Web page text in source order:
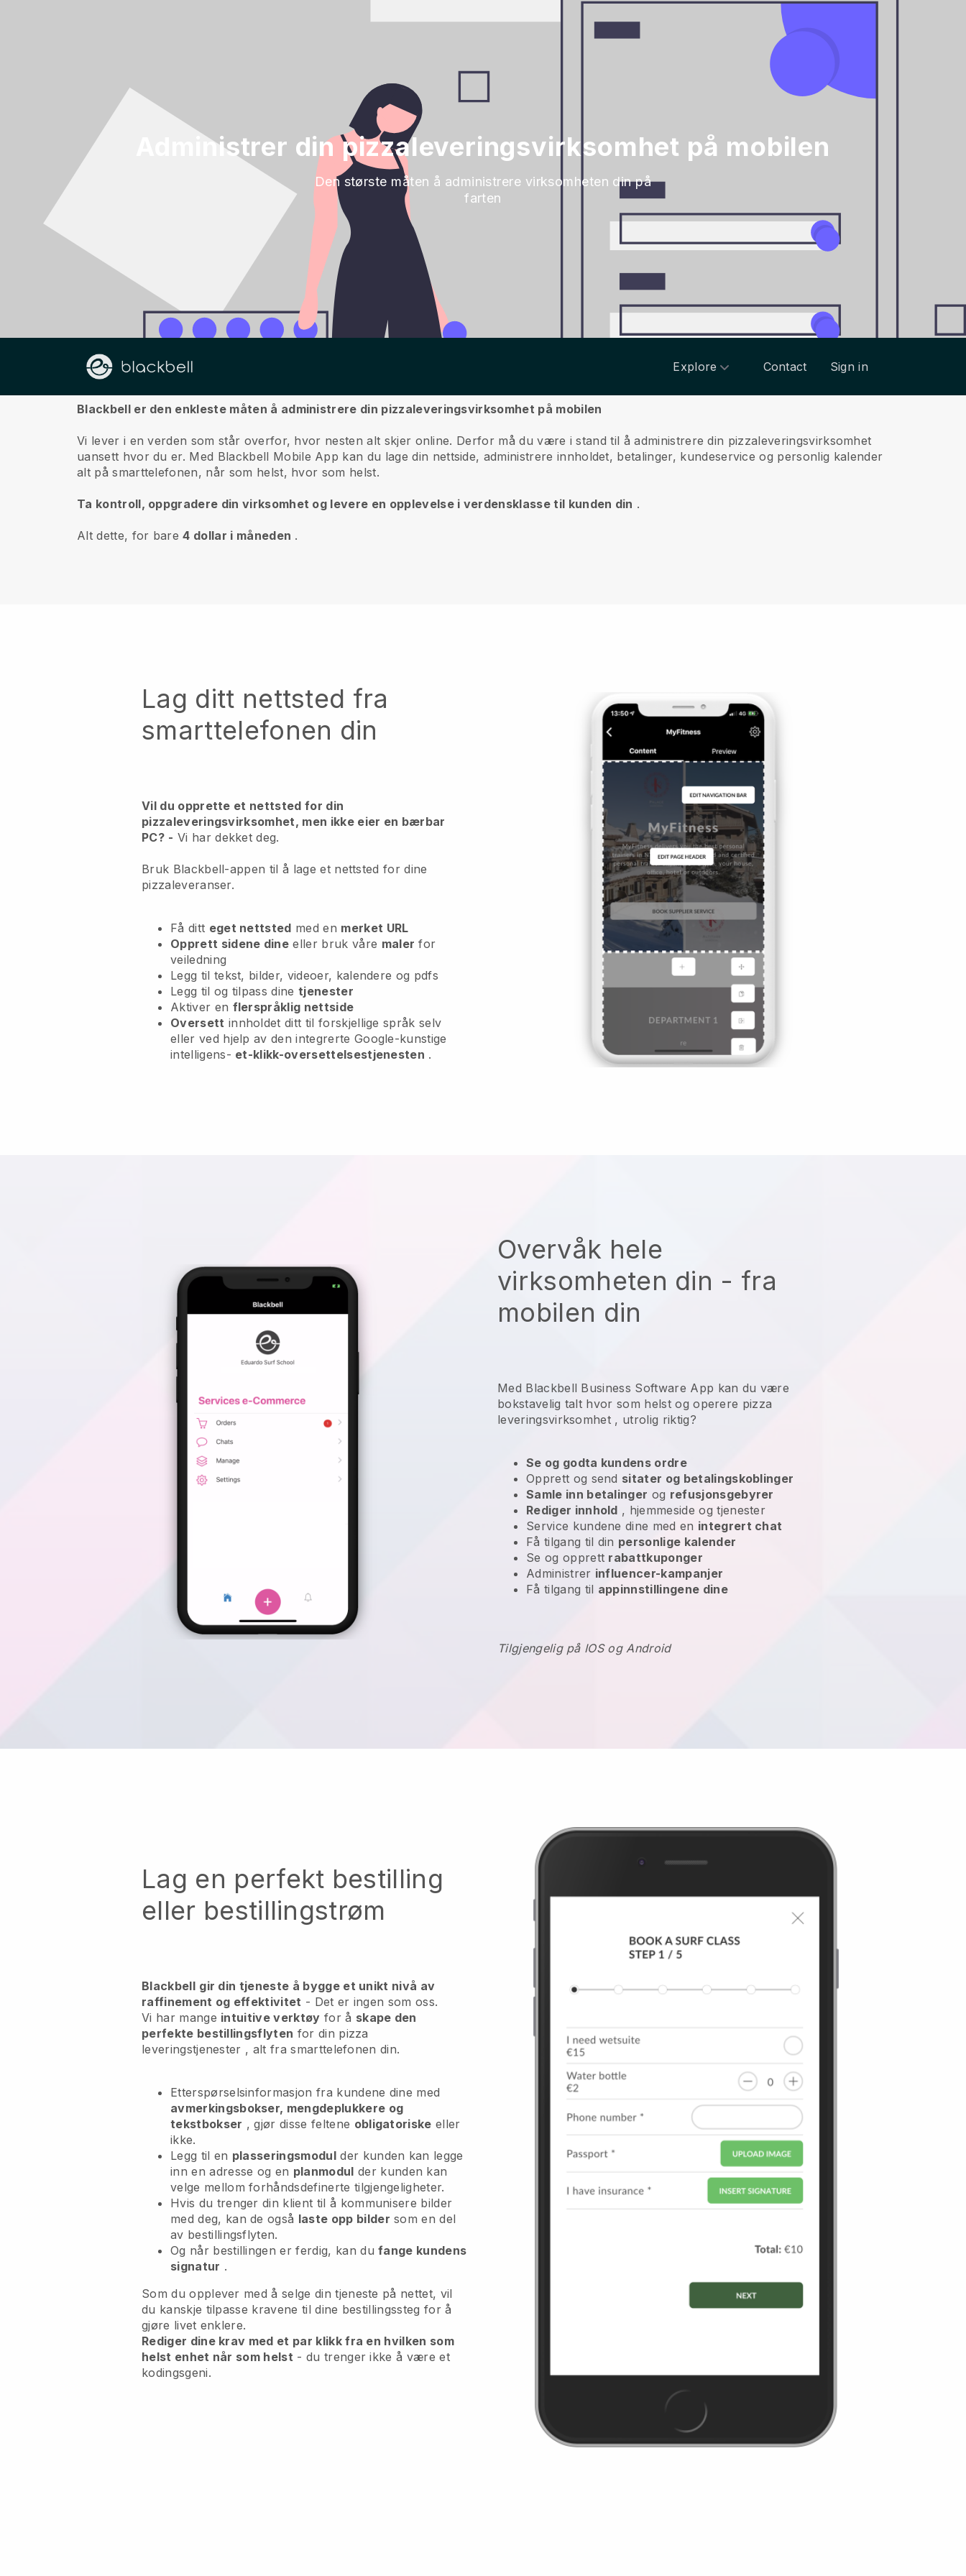
Administrer din pizzaleveringsvirksomhet på mobilen
Den største måten å administrere virksomheten din på
farten
Explore Contact Sign in
Om oss
Blackbell er den enkleste måten å administrere din pizzaleveringsvirksomhet på mobilen
Vi lever i en verden som står overfor, hvor nesten alt skjer online. Derfor må du være i stand til å administrere din pizzaleveringsvirksomhet
uansett hvor du er. Med Blackbell Mobile App kan du lage din nettside, administrere innholdet, betalinger, kundeservice og personlig kalender
alt på smarttelefonen, når som helst, hvor som helst.
Ta kontroll, oppgradere din virksomhet og levere en opplevelse i verdensklasse til kunden din .
Alt dette, for bare4 dollar i måneden .
Lag ditt nettsted fra
smarttelefonen din
Vil du opprette et nettsted for din
pizzaleveringsvirksomhet, men ikke eier en bærbar
PC? - Vi har dekket deg.
Bruk Blackbell-appen til å lage et nettsted for dine
pizzaleveranser.
Få ditt eget nettsted med en merket URL
Opprett sidene dine eller bruk våre maler for
veiledning
Legg til tekst, bilder, videoer, kalendere og pdfs
Legg til og tilpass dine tjenester
Aktiver en flerspråklig nettside
Oversett innholdet ditt til forskjellige språk selv
eller ved hjelp av den integrerte Google-kunstige
intelligens- et-klikk-oversettelsestjenesten .
Overvåk hele
virksomheten din - fra
mobilen din
Med Blackbell Business Software App kan du være
bokstavelig talt hvor som helst ogoperere pizza
leveringsvirksomhet , utrolig riktig?
Se og godta kundens ordre
Opprett og send sitater og betalingskoblinger
Samle inn betalinger og refusjonsgebyrer
Rediger innhold , hjemmeside og tjenester
Service kundene dine med en integrert chat
Få tilgang til din personlige kalender
Se og opprett rabattkuponger
Administrer influencer-kampanjer
Få tilgang til appinnstillingene dine
Tilgjengelig på IOS og Android
Lag en perfekt bestilling
eller bestillingstrøm
Blackbell gir din tjeneste å bygge et unikt nivå av
raffinement og effektivitet - Det er ingen som oss.
Vi har mange intuitive verktøy for å skape den
perfekte bestillingsflyten for din pizza
leveringstjenester , alt fra smarttelefonen din.
Etterspørselsinformasjon fra kundene dine med
avmerkingsbokser, mengdeplukkere og
tekstbokser , gjør disse feltene obligatoriske eller
ikke.
Legg til en plasseringsmodulder kunden kan legge
inn en adresse og en planmodul der kunden kan
velge mellom forhåndsdefinerte tilgjengeligheter.
Hvis du trenger din klient til å kommunisere bilder
med deg, kan de også laste opp bilder som en del
av bestillingsflyten.
Og når bestillingen er ferdig, kan dufange kundens
signatur .
Som du opplever med å selge din tjeneste på nettet, vil
du kanskje tilpasse kravene til dine bestillingssteg for å
gjøre livet enklere.
Rediger dine krav med et par klikk fra en hvilken som
helst enhet når som helst - du trenger ikke å være et
kodingsgeni.